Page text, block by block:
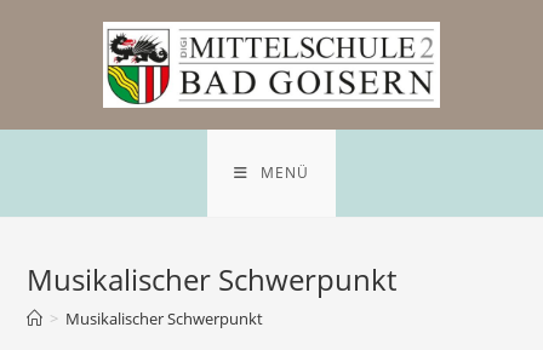
MENÜ
Musikalischer Schwerpunkt
> Musikalischer Schwerpunkt